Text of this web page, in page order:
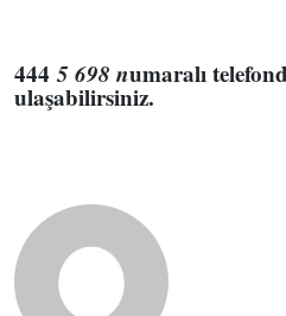
444 5 698 numaralı
ulaşabilirsiniz.